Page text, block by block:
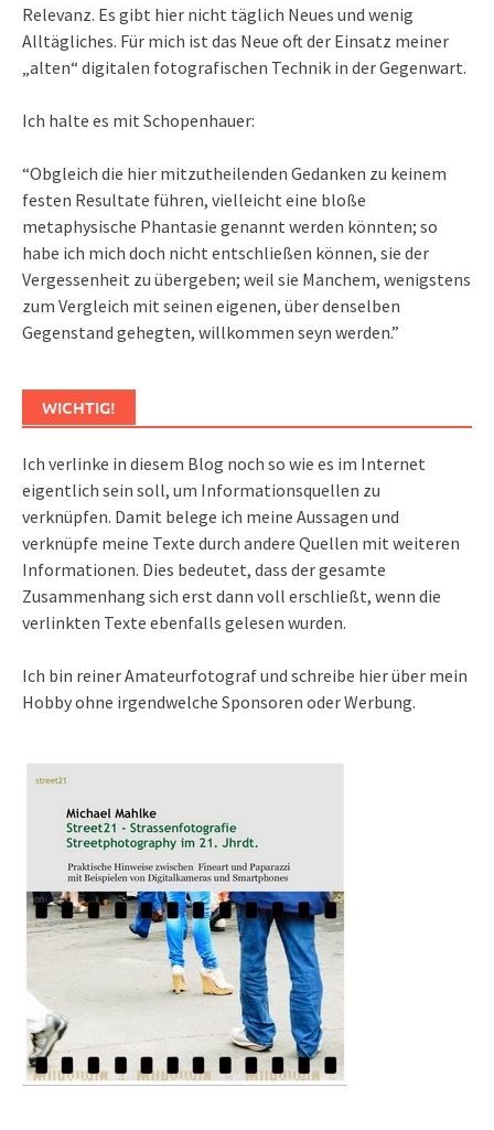
Relevanz. Es gibt hier nicht täglich Neues und wenig
Alltägliches. Für mich ist das Neue oft der Einsatz meiner
„alten“ digitalen fotografischen Technik in der Gegenwart.
Ich halte es mit Schopenhauer:
“Obgleich die hier mitzutheilenden Gedanken zu keinem
festen Resultate führen, vielleicht eine bloße
metaphysische Phantasie genannt werden könnten; so
habe ich mich doch nicht entschließen können, sie der
Vergessenheit zu übergeben; weil sie Manchem, wenigstens
zum Vergleich mit seinen eigenen, über denselben
Gegenstand gehegten, willkommen seyn werden.”
WICHTIG!
Ich verlinke in diesem Blog noch so wie es im Internet
eigentlich sein soll, um Informationsquellen zu
verknüpfen. Damit belege ich meine Aussagen und
verknüpfe meine Texte durch andere Quellen mit weiteren
Informationen. Dies bedeutet, dass der gesamte
Zusammenhang sich erst dann voll erschließt, wenn die
verlinkten Texte ebenfalls gelesen wurden.
Ich bin reiner Amateurfotograf und schreibe hier über mein
Hobby ohne irgendwelche Sponsoren oder Werbung.